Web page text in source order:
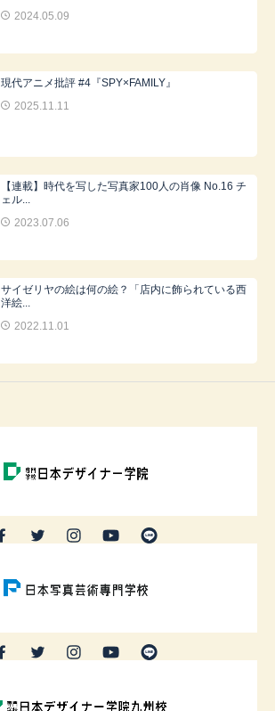
2024.05.09
現代アニメ批評 #4『SPY×FAMILY』
2025.11.11
【連載】時代を写した写真家100人の肖像 No.16 チ
ェル...
2023.07.06
サイゼリヤの絵は何の絵？「店内に飾られている西
洋絵...
2022.11.01